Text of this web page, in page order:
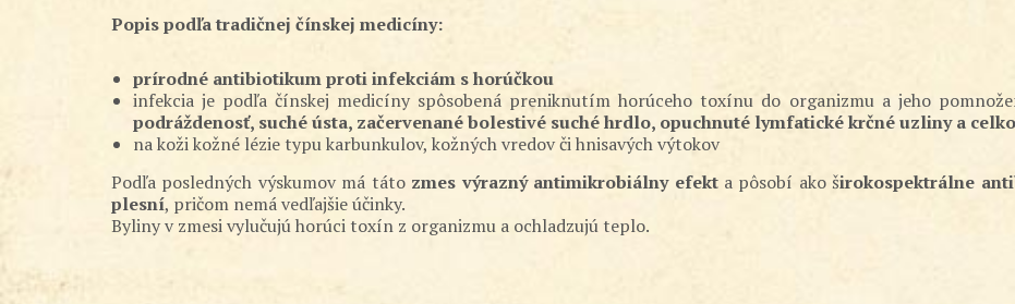
Popis podľa tradičnej čínskej medicíny:
prírodné antibiotikum proti infekciám s horúčkou
infekcia je podľa čínskej medicíny spôsobená preniknutím horúceho toxínu do organizmu a jeho
podráždenosť, suché ústa, začervenané bolestivé suché hrdlo, opuchnuté lymfatické krčné uzliny a
na koži kožné lézie typu karbunkulov, kožných vredov či hnisavých výtokov
Podľa posledných výskumov má táto zmes výrazný antimikrobiálny efekta pôsobí ako širokospektrálne
plesní, pričom nemá vedľajšie účinky.
Byliny v zmesi vylučujú horúci toxín z organizmu a ochladzujú teplo.